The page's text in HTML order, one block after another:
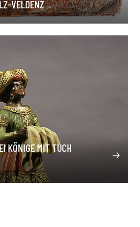
VELDENZ
KÖNIGE MIT TUCH